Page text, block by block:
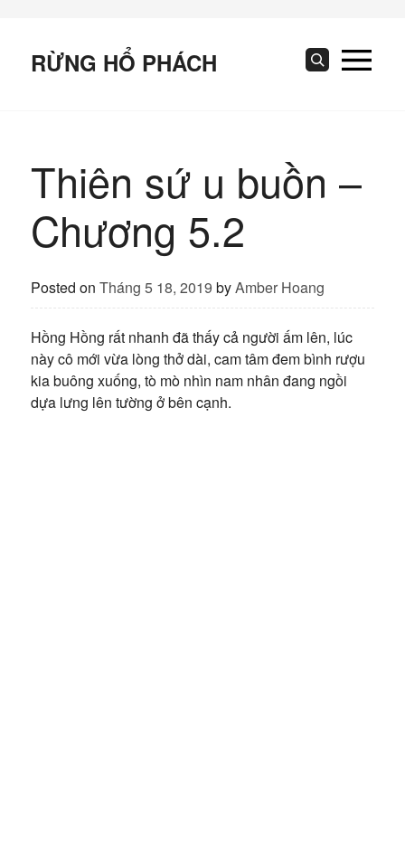
contentRỪNG HỔ PHÁCH Search
Thiên sứ u buồn –
Chương 5.2
Posted on Tháng 5 18, 2019 byAmber Hoang
Hồng Hồng rất nhanh đã thấy cả người ấm lên, lúc
này cô mới vừa lòng thở dài, cam tâm đem bình rượu
kia buông xuống, tò mò nhìn nam nhân đang ngồi
dựa lưng lên tường ở bên cạnh.